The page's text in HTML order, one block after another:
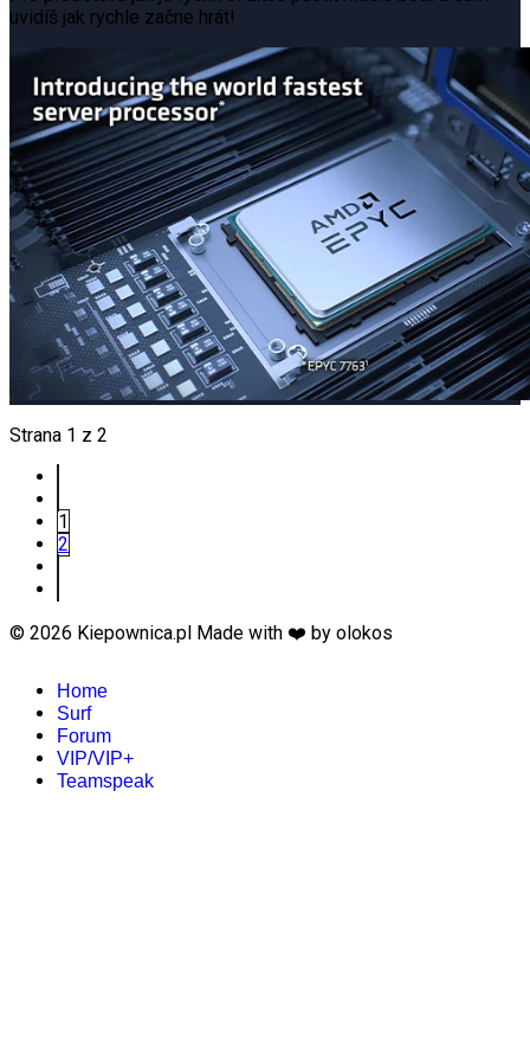
uvidíš jak rychle začne hrát!
Strana 1 z 2
1
2
© 2026 Kiepownica.pl Made with ❤️ by olokos
Home
Surf
Forum
VIP/VIP+
Teamspeak